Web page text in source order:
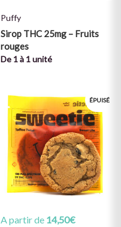
Puffy
Sirop THC 25mg – Fruits
rouges
De 1 à 1 unité
ÉPUISÉ
A partir de 14,50€